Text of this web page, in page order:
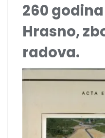
260
Hrasno,
radova.